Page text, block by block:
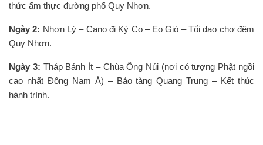
thức ẩm thực đường phố Quy Nhơn.
Ngày 2: Nhơn Lý – Cano đi Kỳ Co – Eo Gió – Tối dạo chợ đêm
Quy Nhơn.
Ngày 3: Tháp Bánh Ít – Chùa Ông Núi (nơi có tượng Phật ngồi
cao nhất Đông Nam Á) – Bảo tàng Quang Trung – Kết thúc
hành trình.